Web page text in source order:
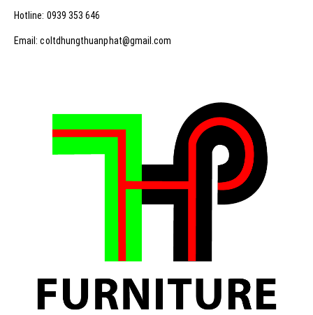
Hotline: 0939 353 646
Email: coltdhungthuanphat@gmail.com